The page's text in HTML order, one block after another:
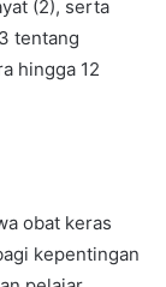
(2), serta
tentang
hingga 12
obat keras
kepentingan